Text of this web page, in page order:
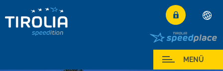
Deutsch
English
MENÜ